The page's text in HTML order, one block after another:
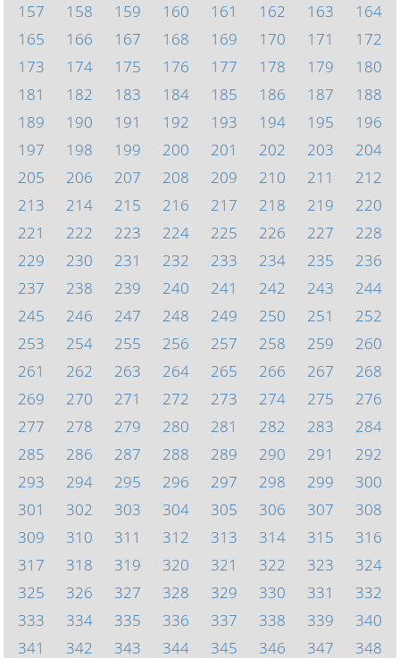
157
158 159 160 161 162 163
164
165
166 167 168 169 170 171
172
173
174 175 176 177 178 179
180
181
182 183 184 185 186 187
188
189
190 191 192 193 194 195
196
197
198 199 200 201 202 203
204
205
206 207 208 209 210 211
212
213
214 215 216 217 218 219
220
221
222 223 224 225 226 227
228
229
230 231 232 233 234 235
236
237
238 239 240 241 242 243
244
245
246 247 248 249 250 251
252
253
254 255 256 257 258 259
260
261
262 263 264 265 266 267
268
269
270 271 272 273 274 275
276
277
278 279 280 281 282 283
284
285
286 287 288 289 290 291
292
293
294 295 296 297 298 299
300
301
302 303 304 305 306 307
308
309
310 311 312 313 314 315
316
317
318 319 320 321 322 323
324
325
326 327 328 329 330 331
332
333
334 335 336 337 338 339
340
341
342 343 344 345 346 347 348